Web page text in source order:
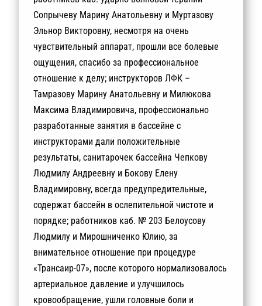
Сопрычеву Марину Анатольевну и Муртазову
Эльнор Викторовну, несмотря на очень
чувствительный аппарат, прошли все болевые
ощущения, спасибо за профессиональное
отношение к делу; инструкторов ЛФК –
Тамразову Марину Анатольевну и Милюкова
Максима Владимировича, профессионально
разработанные занятия в бассейне с
инструкторами дали положительные
результаты, санитарочек бассейна Чепкову
Людмилу Андреевну и Бокову Елену
Владимировну, всегда предупредительные,
содержат бассейн в ослепительной чистоте и
порядке; работников каб. № 203 Белоусову
Людмилу и Мирошниченко Юлию, за
внимательное отношение при процедуре
«Трансаир-07», после которого нормализовалось
артериальное давление и улучшилось
кровообращение, ушли головные боли и